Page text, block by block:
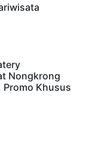
Nongkrong
Promo Khusus